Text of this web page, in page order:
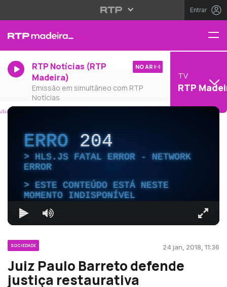
Entrar
RTP Notícias (RTP
Madeira)
Emissão em simultâneo com RTP
Notícias
NO AR
TV
RTP
ERRO204
HLS.JS FATAL ERROR - NETWORK
ERROR
ESTE CONTEÚDO ESTÁ NESTE
MOMENTO INDISPONÍVEL
SOCIEDADE 24 jan, 2018, 11:36
Juiz Paulo Barreto defende
justiça restaurativa